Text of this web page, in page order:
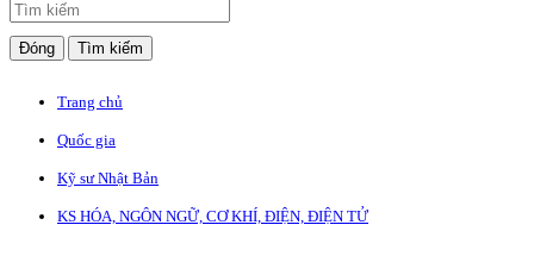
Đóng Tìm kiếm
Trang chủ
Quốc gia
Kỹ sư Nhật Bản
KS HÓA, NGÔN NGỮ, CƠ KHÍ, ĐIỆN, ĐIỆN TỬ